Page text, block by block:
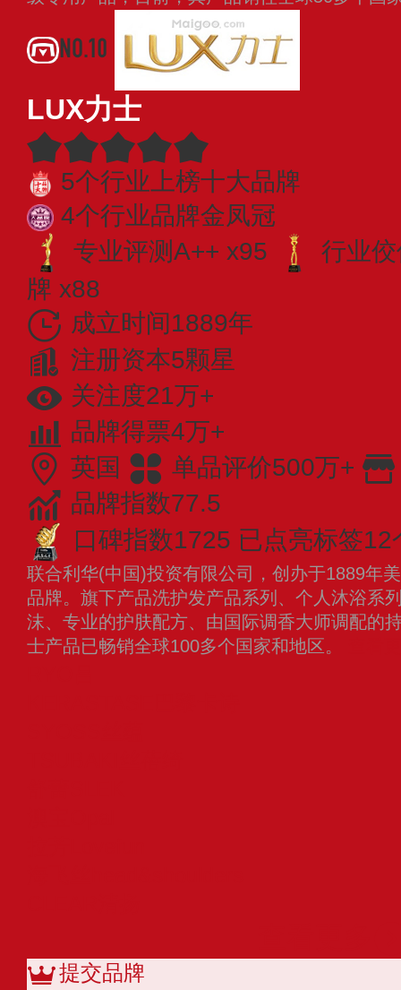
NO.10
LUX力士
5个行业上榜十大品牌
4个行业品牌金凤冠
专业​评测A++ x95
行业
牌 x88
成立时间1889年
注册资本5颗星
关注度21万+
品牌得票4万+
英国
单品评价500万+
品牌指数77.5
口碑指数1725 已点亮标签12
联合利华(中国)投资有限公司，创办于1889年
品牌。旗下产品洗护发产品系列、个人沐浴系
沫、专业的护肤配方、由国际调香大师调配的
士产品已畅销全球100多个国家和地区。
提交品牌